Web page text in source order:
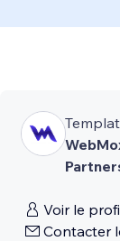
Voir le
Contacter